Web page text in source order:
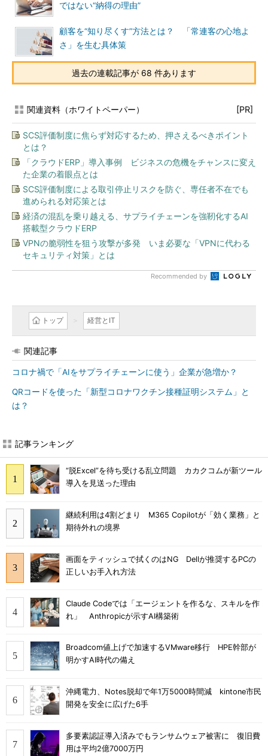
ではない“納得の理由”
顧客を“知り尽くす”方法とは？ 「常連客の心地よ
さ」を生む具体策
過去の連載記事が 68 件あります
関連資料（ホワイトペーパー） [PR]
SCS評価制度に焦らず対応するため、押さえるべきポイント
とは？
「クラウドERP」導入事例 ビジネスの危機をチャンスに変え
た企業の着眼点とは
SCS評価制度による取引停止リスクを防ぐ、専任者不在でも
進められる対応策とは
経済の混乱を乗り越える、サプライチェーンを強靭化するAI
搭載型クラウドERP
VPNの脆弱性を狙う攻撃が多発 いま必要な「VPNに代わる
セキュリティ対策」とは
Recommended by
トップ 経営とIT
関連記事
コロナ禍で「AIをサプライチェーンに使う」企業が急増か？
QRコードを使った「新型コロナワクチン接種証明システム」と
は？
記事ランキング
“脱Excel”を待ち受ける乱立問題 カカクコムが新ツール
導入を見送った理由
継続利用は4割どまり M365 Copilotが「効く業務」と
期待外れの境界
画面をティッシュで拭くのはNG Dellが推奨するPCの
正しいお手入れ方法
Claude Codeでは「エージェントを作るな、スキルを作
れ」 Anthropicが示すAI構築術
Broadcom値上げで加速するVMware移行 HPE幹部が
明かすAI時代の備え
沖縄電力、Notes脱却で年1万5000時間減 kintone市民
開発を安全に広げた6手
多要素認証導入済みでもランサムウェア被害に 復旧費
用は平均2億7000万円